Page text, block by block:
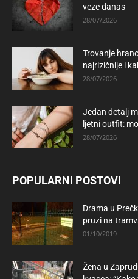
veze danas
28/07/2026
Trovanje
najrizičnije i
28/07/2026
Jedan detalj
ljetni outfit:
28/07/2026
POPULARNI POSTOVI
Drama u
pruzi na
01/10/2019
Žena u